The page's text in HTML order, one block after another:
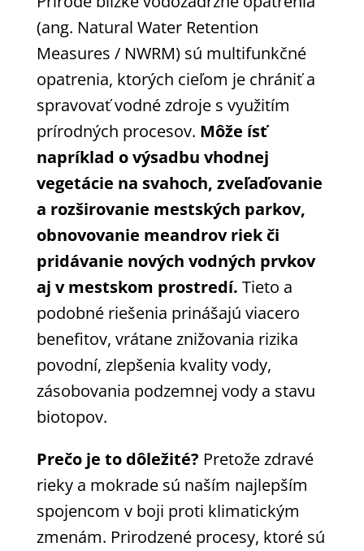
(ang. Natural Water Retention
Measures / NWRM) sú multifunkčné
opatrenia, ktorých cieľom je chrániť a
spravovať vodné zdroje s využitím
prírodných procesov. Môže ísť
napríklad o výsadbu vhodnej
vegetácie na svahoch, zveľaďovanie
a rozširovanie mestských parkov,
obnovovanie meandrov riek či
pridávanie nových vodných prvkov
aj v mestskom prostredí. Tieto a
podobné riešenia prinášajú viacero
benefitov, vrátane znižovania rizika
povodní, zlepšenia kvality vody,
zásobovania podzemnej vody a stavu
biotopov.
Prečo je to dôležité? Pretože zdravé
rieky a mokrade sú naším najlepším
spojencom v boji proti klimatickým
zmenám. Prirodzené procesy, ktoré sú